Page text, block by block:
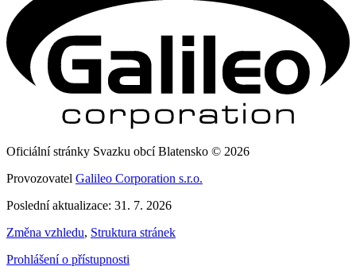
Oficiální stránky Svazku obcí Blatensko © 2026
Provozovatel Galileo Corporation s.r.o.
Poslední aktualizace: 31. 7. 2026
Změna vzhledu, Struktura stránek
Prohlášení o přístupnosti